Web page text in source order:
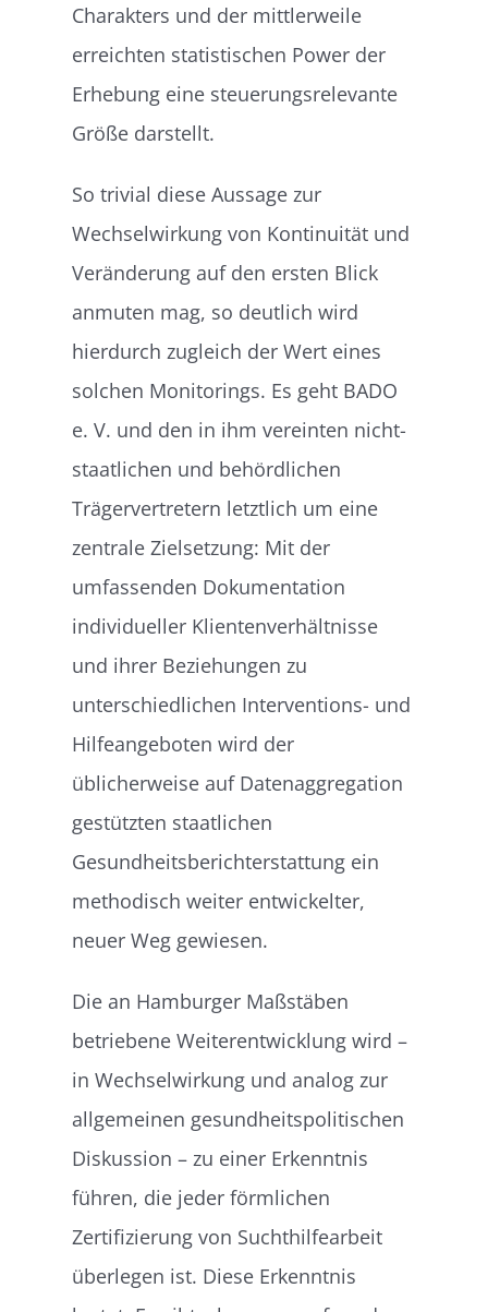
Charakters und der mittlerweile
erreichten statistischen Power der
Erhebung eine steuerungsrelevante
Größe darstellt.
So trivial diese Aussage zur
Wechselwirkung von Kontinuität und
Veränderung auf den ersten Blick
anmuten mag, so deutlich wird
hierdurch zugleich der Wert eines
solchen Monitorings. Es geht BADO
e. V. und den in ihm vereinten nicht-
staatlichen und behördlichen
Trägervertretern letztlich um eine
zentrale Zielsetzung: Mit der
umfassenden Dokumentation
individueller Klientenverhältnisse
und ihrer Beziehungen zu
unterschiedlichen Interventions- und
Hilfeangeboten wird der
üblicherweise auf Datenaggregation
gestützten staatlichen
Gesundheitsberichterstattung ein
methodisch weiter entwickelter,
neuer Weg gewiesen.
Die an Hamburger Maßstäben
betriebene Weiterentwicklung wird –
in Wechselwirkung und analog zur
allgemeinen gesundheitspolitischen
Diskussion – zu einer Erkenntnis
führen, die jeder förmlichen
Zertifizierung von Suchthilfearbeit
überlegen ist. Diese Erkenntnis